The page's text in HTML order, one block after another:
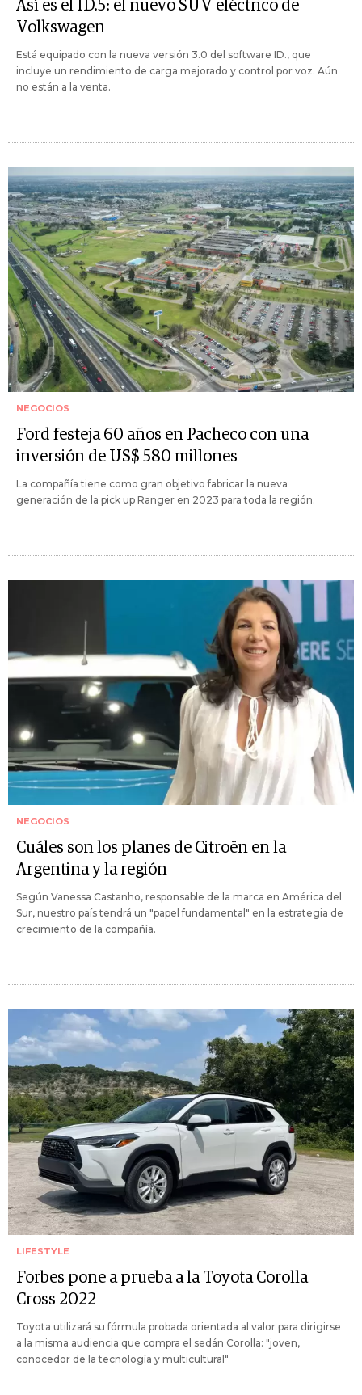
Así es el ID.5: el nuevo SUV eléctrico de
Volkswagen
Está equipado con la nueva versión 3.0 del software ID., que
incluye un rendimiento de carga mejorado y control por voz. Aún
no están a la venta.
NEGOCIOS
Ford festeja 60 años en Pacheco con una
inversión de US$ 580 millones
La compañía tiene como gran objetivo fabricar la nueva
generación de la pick up Ranger en 2023 para toda la región.
NEGOCIOS
Cuáles son los planes de Citroën en la
Argentina y la región
Según Vanessa Castanho, responsable de la marca en América del
Sur, nuestro país tendrá un "papel fundamental" en la estrategia de
crecimiento de la compañía.
LIFESTYLE
Forbes pone a prueba a la Toyota Corolla
Cross 2022
Toyota utilizará su fórmula probada orientada al valor para dirigirse
a la misma audiencia que compra el sedán Corolla: "joven,
conocedor de la tecnología y multicultural"